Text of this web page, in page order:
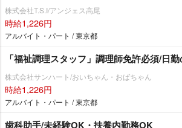
株式会社T.S.I/アンジェス高尾
時給1,226円
アルバイト・パート / 東京都
「福祉調理スタッフ」調理師免許必須/日
株式会社サンハート/おいちゃん・おばちゃん
時給1,226円
アルバイト・パート / 東京都
歯科助手/未経験OK・扶養内勤務OK